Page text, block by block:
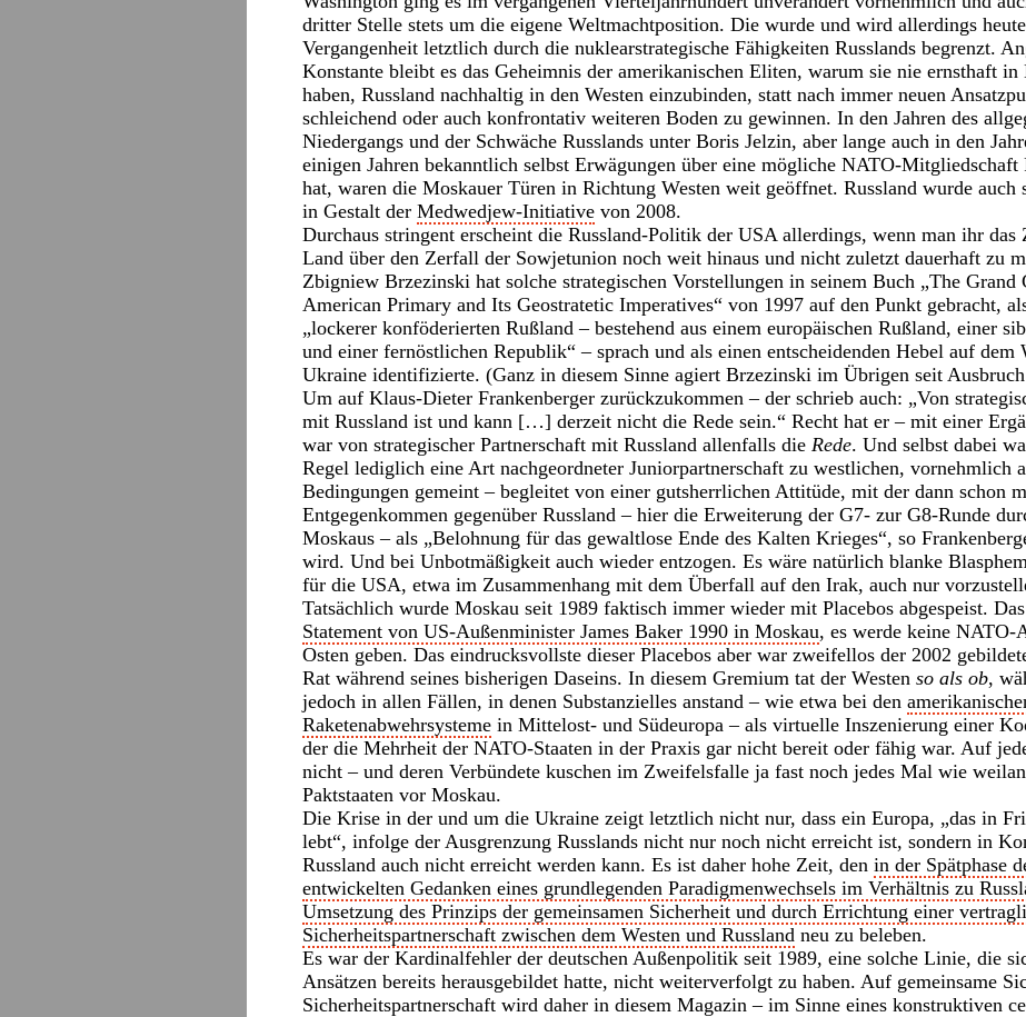
dritter Stelle stets um die eigene Weltmachtposition. Die wurde und wird allerdings
Vergangenheit letztlich durch die nuklearstrategische Fähigkeiten Russlands begrenzt.
Konstante bleibt es das Geheimnis der amerikanischen Eliten, warum sie nie ernsthaft in
haben, Russland nachhaltig in den Westen einzubinden, statt nach immer neuen
schleichend oder auch konfrontativ weiteren Boden zu gewinnen. In den Jahren des
Niedergangs und der Schwäche Russlands unter Boris Jelzin, aber lange auch in den
einigen Jahren bekanntlich selbst Erwägungen über eine mögliche NATO-Mitgliedschaft
hat, waren die Moskauer Türen in Richtung Westen weit geöffnet. Russland wurde auch
in Gestalt der Medwedjew-Initiative von 2008.
Durchaus stringent erscheint die Russland-Politik der USA allerdings, wenn man ihr das
Land über den Zerfall der Sowjetunion noch weit hinaus und nicht zuletzt dauerhaft zu
Zbigniew Brzezinski hat solche strategischen Vorstellungen in seinem Buch „The Grand
American Primary and Its Geostratetic Imperatives“ von 1997 auf den Punkt gebracht,
„lockerer konföderierten Rußland – bestehend aus einem europäischen Rußland, einer
und einer fernöstlichen Republik“ – sprach und als einen entscheidenden Hebel auf dem
Ukraine identifizierte. (Ganz in diesem Sinne agiert Brzezinski im Übrigen seit
Um auf Klaus-Dieter Frankenberger zurückzukommen – der schrieb auch: „Von
mit Russland ist und kann […] derzeit nicht die Rede sein.“ Recht hat er – mit einer
war von strategischer Partnerschaft mit Russland allenfalls die Rede. Und selbst dabei
Regel lediglich eine Art nachgeordneter Juniorpartnerschaft zu westlichen, vornehmlich
Bedingungen gemeint – begleitet von einer gutsherrlichen Attitüde, mit der dann schon
Entgegenkommen gegenüber Russland – hier die Erweiterung der G7- zur G8-Runde
Moskaus – als „Belohnung für das gewaltlose Ende des Kalten Krieges“, so
wird. Und bei Unbotmäßigkeit auch wieder entzogen. Es wäre natürlich blanke
für die USA, etwa im Zusammenhang mit dem Überfall auf den Irak, auch nur
Tatsächlich wurde Moskau seit 1989 faktisch immer wieder mit Placebos abgespeist.
Statement von US-Außenminister James Baker 1990 in Moskau, es werde keine NATO-
Osten geben. Das eindrucksvollste dieser Placebos aber war zweifellos der 2002
Rat während seines bisherigen Daseins. In diesem Gremium tat der Westen so als ob,
jedoch in allen Fällen, in denen Substanzielles anstand – wie etwa bei den
Raketenabwehrsysteme in Mittelost- und Südeuropa – als virtuelle Inszenierung einer
der die Mehrheit der NATO-Staaten in der Praxis gar nicht bereit oder fähig war. Auf
nicht – und deren Verbündete kuschen im Zweifelsfalle ja fast noch jedes Mal wie
Paktstaaten vor Moskau.
Die Krise in der und um die Ukraine zeigt letztlich nicht nur, dass ein Europa, „das in
lebt“, infolge der Ausgrenzung Russlands nicht nur noch nicht erreicht ist, sondern in
Russland auch nicht erreicht werden kann. Es ist daher hohe Zeit, den in der Spätphase
entwickelten Gedanken eines grundlegenden Paradigmenwechsels im Verhältnis zu
Umsetzung des Prinzips der gemeinsamen Sicherheit und durch Errichtung einer
Sicherheitspartnerschaft zwischen dem Westen und Russland neu zu beleben.
Es war der Kardinalfehler der deutschen Außenpolitik seit 1989, eine solche Linie, die
Ansätzen bereits herausgebildet hatte, nicht weiterverfolgt zu haben. Auf gemeinsame
Sicherheitspartnerschaft wird daher in diesem Magazin – im Sinne eines konstruktiven